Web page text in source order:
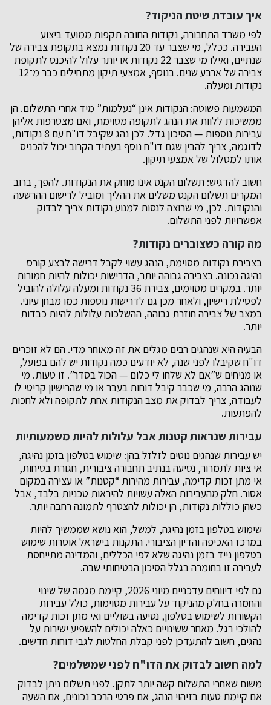
איך עובדת שיטת הניקוד?
לפי משרד התחבורה, נקודות החובה תקפות ממועד ביצוע
העבירה. ככלל, מי שצבר עד 20 נקודות נמצא בתקופת צבירה של
שנתיים, ואילו מי שצבר 22 נקודות או יותר עלול להיכנס לתקופת
צבירה של ארבע שנים. בנוסף, אמצעי תיקון מתחילים כבר מ־12
נקודות ומעלה.
המשמעות פשוטה: הנקודות אינן “נעלמות” מיד אחרי התשלום. הן
ממשיכות ללוות את הנהג לתקופה מסוימת, ואם מצטרפות אליהן
עבירות נוספות — הסיכון גדל. לכן נהג שקיבל דו"ח עם 8 נקודות,
לדוגמה, צריך להבין שגם דו"ח נוסף בעתיד הקרוב יכול להכניס
אותו למסלול של אמצעי תיקון.
חשוב להדגיש: תשלום הקנס אינו מוחק את הנקודות. להפך, ברוב
המקרים תשלום הקנס משלים את ההליך ומוביל לרישום ההרשעה
והנקודות. לכן, מי שרוצה לנסות למנוע נקודות צריך לבדוק
אפשרויות לפני התשלום.
מה קורה כשצוברים נקודות?
בצבירת נקודות מסוימת, הנהג עשוי לקבל דרישה לבצע קורס
נהיגה נכונה. בצבירה גבוהה יותר, הדרישות יכולות להיות חמורות
יותר. במקרים מסוימים, צבירת 36 נקודות ומעלה עלולה להוביל
לפסילת רישיון, ולאחר מכן גם לדרישות נוספות כמו מבחן עיוני.
במצב של צבירה חוזרת גבוהה, ההשלכות עלולות להיות כבדות
יותר.
הבעיה היא שנהגים רבים מגלים את זה מאוחר מדי. הם לא זוכרים
דו"ח שקיבלו לפני שנה, לא יודעים כמה נקודות יש להם בפועל,
או מניחים ש”אם לא שלחו לי כלום — הכול בסדר”. זו טעות. מי
שנוהג הרבה, מי שכבר קיבל דוחות בעבר או מי שהרישיון קריטי לו
לעבודה, צריך לבדוק את מצב הנקודות אחת לתקופה ולא לחכות
להפתעות.
עבירות שנראות קטנות אבל עלולות להיות משמעותיות
יש עבירות שנהגים נוטים לזלזל בהן: שימוש בטלפון בזמן נהיגה,
אי ציות לתמרור, נסיעה בנתיב תחבורה ציבורית, חגורת בטיחות,
אי מתן זכות קדימה, עבירות מהירות “קטנות” או עצירה במקום
אסור. חלק מהעבירות האלה עשויות להיראות טכניות בלבד, אבל
כשהן כוללות נקודות, הן יכולות להצטרף לתמונה רחבה יותר.
שימוש בטלפון בזמן נהיגה, למשל, הוא נושא שממשיך להיות
במרכז האכיפה והדיון הציבורי. התקנות בישראל אוסרות שימוש
בטלפון נייד בזמן נהיגה שלא לפי הכללים, והמדינה מתייחסת
לעבירה זו בחומרה בגלל הסיכון הבטיחותי שבה.
גם לפי דיווחים עדכניים מיוני 2026, קיימת מגמה של שינוי
והחמרה בחלק מהניקוד על עבירות מסוימות, כולל עבירות
הקשורות לשימוש בטלפון, נסיעה בשוליים ואי מתן זכות קדימה
להולכי רגל. מאחר ששינויים כאלה יכולים להשפיע ישירות על
נהגים, חשוב להתעדכן לפני קבלת החלטות לגבי דוחות חדשים.
למה חשוב לבדוק את הדו"ח לפני שמשלמים?
משום שאחרי התשלום קשה יותר לתקן. לפני תשלום ניתן לבדוק
אם קיימת טעות בזיהוי הנהג, אם פרטי הרכב נכונים, אם השעה